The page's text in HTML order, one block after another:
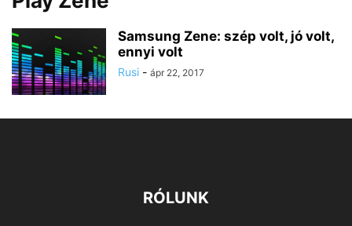
Samsung Zene: szép volt, jó volt,
ennyi volt
Rusi - ápr 22, 2017
RÓLUNK